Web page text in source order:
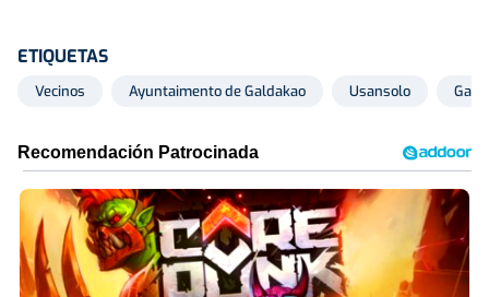
ETIQUETAS
Vecinos Ayuntaimento de Galdakao Usansolo